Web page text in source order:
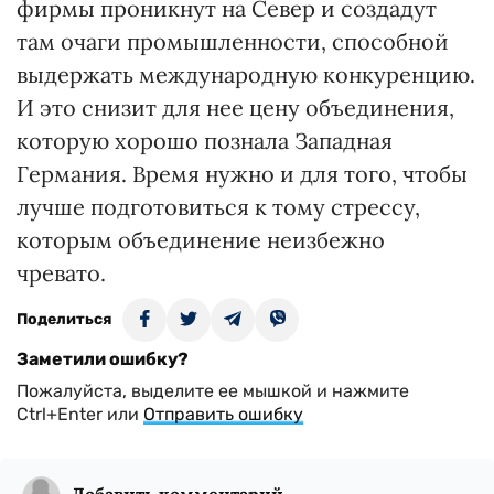
фирмы проникнут на Север и создадут
там очаги промышленности, способной
выдержать международную конкуренцию.
И это снизит для нее цену объединения,
которую хорошо познала Западная
Германия. Время нужно и для того, чтобы
лучше подготовиться к тому стрессу,
которым объединение неизбежно
чревато.
Поделиться
Заметили ошибку?
Пожалуйста, выделите ее мышкой и нажмите
Ctrl+Enter или Отправить ошибку